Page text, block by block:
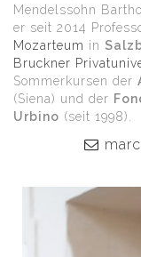
Mendelssohn
er seit 2014
Mozarteum in
Bruckner
Sommerkursen der
(Siena) und der
Urbino (seit 1998).